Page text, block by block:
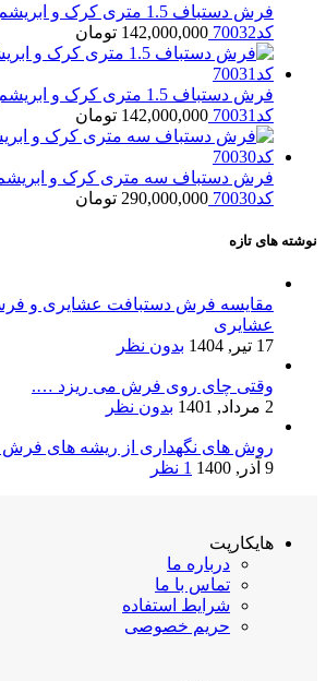
فرش دستباف 1.5 متری کرک
کد70032
142,000,000 تومان
فرش دستباف 1.5 متری کرک
کد70031
142,000,000 تومان
فرش دستباف سه متری کرک و
کد70030
290,000,000 تومان
نوشته های تازه
مقایسه فرش دستبافت عشایری و
عشایری
17 تیر, 1404
بدون نظر
وقتی چای روی فرش می ریزد ….
2 مرداد, 1401
بدون نظر
روش های نگهداری از ریشه های فرش
9 آذر, 1400
1 نظر
هایکارپت
درباره ما
تماس با ما
شرایط استفاده
حریم خصوصی